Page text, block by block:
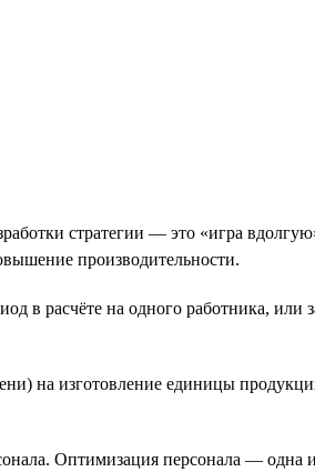
стратегии — это «игра
производительности.
в расчёте на одного работника, или
на изготовление единицы
Оптимизация персонала — одна